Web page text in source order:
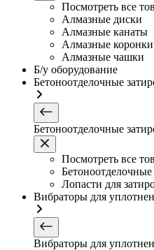
Посмотреть все
Алмазные диски
Алмазные канаты
Алмазные коронки
Алмазные чашки
Б/у оборудование
Бетоноотделочные
Бетоноотделочные
Посмотреть все
Лопасти для
Вибраторы для
Вибраторы для